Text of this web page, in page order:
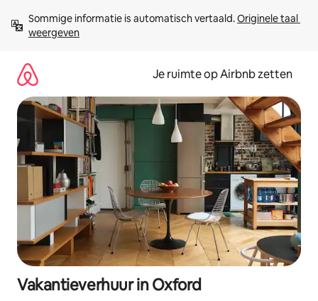
direct
naar
Sommige informatie is automatisch vertaald. Originele taal
weergeven
Je ruimte op Airbnb zetten
Vakantieverhuur in Oxford